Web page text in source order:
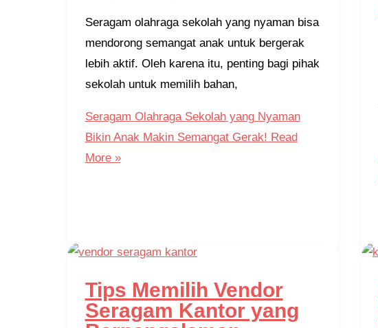
Seragam olahraga sekolah yang nyaman bisa
mendorong semangat anak untuk bergerak
lebih aktif. Oleh karena itu, penting bagi pihak
sekolah untuk memilih bahan,
Seragam Olahraga Sekolah yang Nyaman
Bikin Anak Makin Semangat Gerak! Read
More »
Tips Memilih Vendor
Seragam Kantor yang